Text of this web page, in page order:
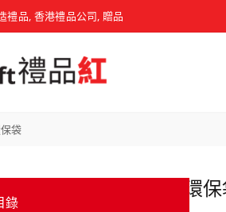
禮品, 香港禮品公司, 贈品
袋
錄
環